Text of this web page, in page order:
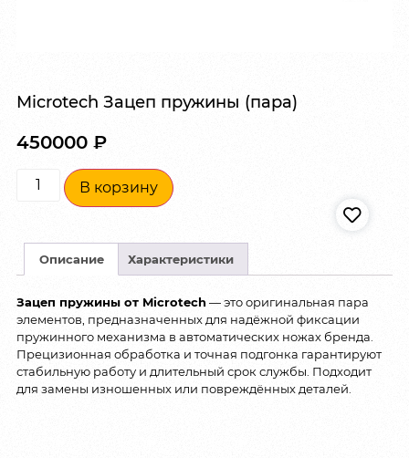
Microtech Зацеп пружины (пара)
450000 ₽
В корзину
Описание Характеристики
Зацеп пружины от Microtech— это оригинальная пара
элементов, предназначенных для надёжной фиксации
пружинного механизма в автоматических ножах бренда.
Прецизионная обработка и точная подгонка гарантируют
стабильную работу и длительный срок службы. Подходит
для замены изношенных или повреждённых деталей.